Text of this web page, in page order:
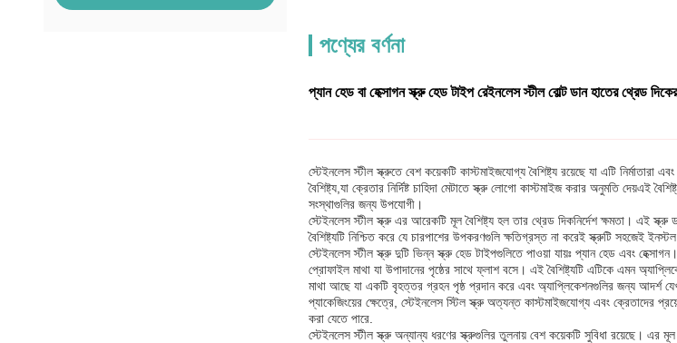
পণ্যের বর্ণনা
প্যান হেড বা হেক্সাগন স্ক্রু হেড টাইপ রেইনলেস স্টীল বোল্ট ডান হাতের থ্রেড
স্টেইনলেস স্টীল স্ক্রুতে বেশ কয়েকটি কাস্টমাইজযোগ্য বৈশিষ্ট্য রয়েছে যা এটি
বৈশিষ্ট্য,যা ক্রেতার নির্দিষ্ট চাহিদা মেটাতে স্ক্রু লোগো কাস্টমাইজ করার অনুমতি দেয়এই
সংস্থাগুলির জন্য উপযোগী।
স্টেইনলেস স্টীল স্ক্রু এর আরেকটি মূল বৈশিষ্ট্য হল তার থ্রেড দিকনির্দেশ ক্ষমতা। এই
বৈশিষ্ট্যটি নিশ্চিত করে যে চারপাশের উপকরণগুলি ক্ষতিগ্রস্ত না করেই স্ক্রুটি সহজেই
স্টেইনলেস স্টীল স্ক্রু দুটি ভিন্ন স্ক্রু হেড টাইপগুলিতে পাওয়া যায়ঃ প্যান হেড এবং
প্রোফাইল মাথা যা উপাদানের পৃষ্ঠের সাথে ফ্লাশ বসে। এই বৈশিষ্ট্যটি এটিকে এমন
মাথা আছে যা একটি বৃহত্তর গ্রহন পৃষ্ঠ প্রদান করে এবং অ্যাপ্লিকেশনগুলির জন্য আদর্শ
প্যাকেজিংয়ের ক্ষেত্রে, স্টেইনলেস স্টিল স্ক্রু অত্যন্ত কাস্টমাইজযোগ্য এবং ক্রেতাদের
করা যেতে পারে.
স্টেইনলেস স্টীল স্ক্রু অন্যান্য ধরণের স্ক্রুগুলির তুলনায় বেশ কয়েকটি সুবিধা রয়েছে। এর